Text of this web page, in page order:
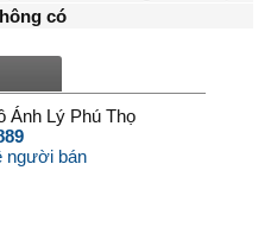
có
Ánh Lý Phú Thọ
người bán